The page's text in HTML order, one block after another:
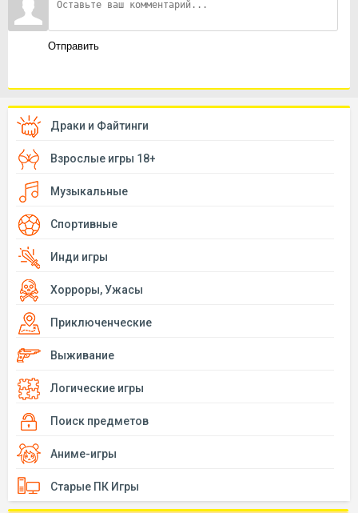
Отправить
Драки и Файтинги
Взрослые игры 18+
Музыкальные
Спортивные
Инди игры
Хорроры, Ужасы
Приключенческие
Выживание
Логические игры
Поиск предметов
Аниме-игры
Старые ПК Игры